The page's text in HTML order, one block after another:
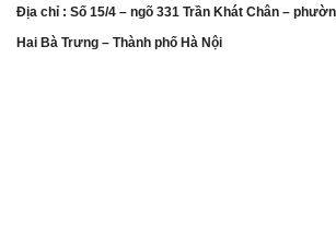
Địa chỉ : Số 15/4 – ngõ 331 Trần Khát Chân –
Hai Bà Trưng – Thành phố Hà Nội